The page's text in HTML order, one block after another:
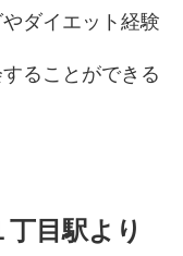
ダイエット経験
ることができる
丁目駅より